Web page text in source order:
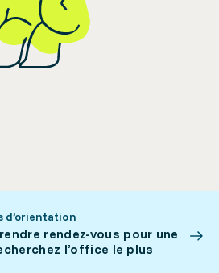
d’orientation
rendez-vous pour une
l’office le plus